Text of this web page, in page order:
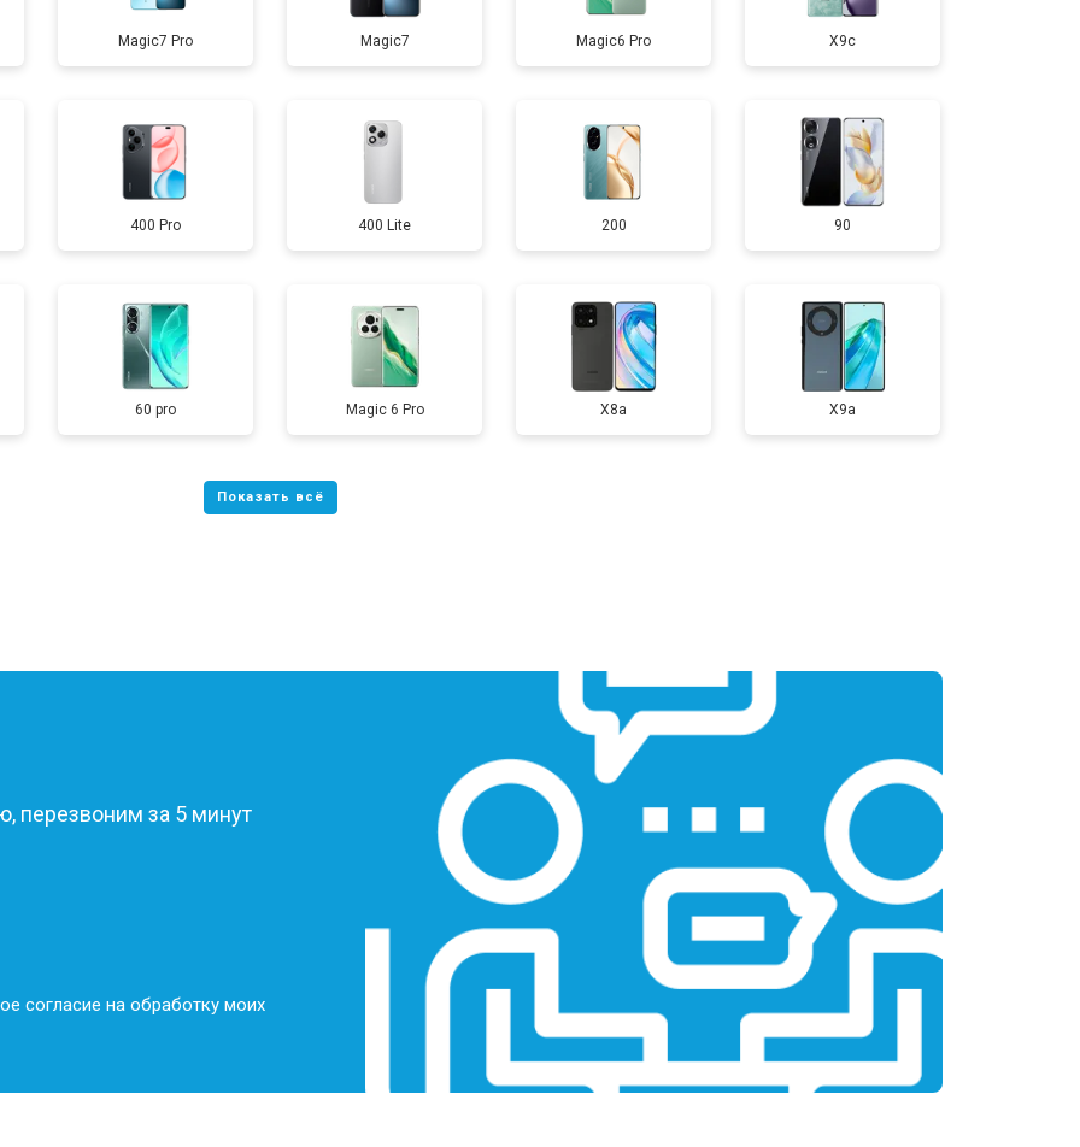
от 40 мин от 950 ₽ Заказать
от 70 мин от 1750 ₽ Заказать
от 60 мин от 3200 ₽ Заказать
от 60 мин от 1400 ₽ Заказать
Magic7 Pro Magic7 Magic6 Pro X9c
400 Pro 400 Lite 200 90
60 pro Magic 6 Pro X8a X9a
перезвоним за 5 минут
согласие на обработку моих